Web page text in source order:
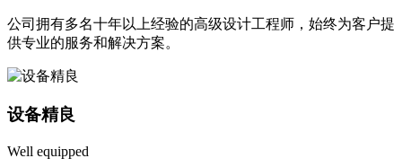
公司拥有多名十年以上经验的高级设计工程师，始终为客户提
供专业的服务和解决方案。
设备精良
Well equipped